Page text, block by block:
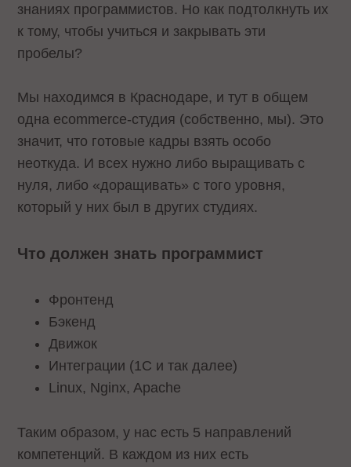
знаниях программистов. Но как подтолкнуть их
к тому, чтобы учиться и закрывать эти
пробелы?
Мы находимся в Краснодаре, и тут в общем
одна ecommerce-студия (собственно, мы). Это
значит, что готовые кадры взять особо
неоткуда. И всех нужно либо выращивать с
нуля, либо «доращивать» с того уровня,
который у них был в других студиях.
Что должен знать программист
Фронтенд
Бэкенд
Движок
Интеграции (1С и так далее)
Linux, Nginx, Apache
Таким образом, у нас есть 5 направлений
компетенций. В каждом из них есть